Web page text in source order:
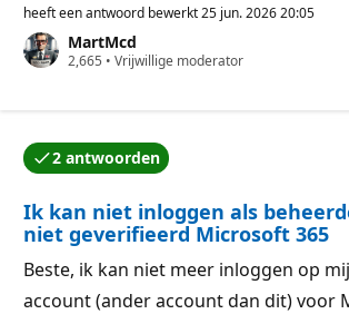
p
t
a
u
n
t
n
heeft een antwoord bewerkt25 jun. 2026 20:05
MartMcd
2,665 R
a
t
i
p
u
n
e
n
• Vrijwillige moderator
2 antwoorden
Een van de antwoorden is
Ik kan niet inloggen als
niet geverifieerd Microsoft 365
Beste, ik kan niet meer inloggen op
account (ander account dan dit) voor